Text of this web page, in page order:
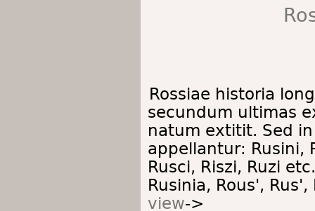
Rossiae historia
secundum ultimas
natum extitit. Sed
appellantur: Rusini,
Rusci, Riszi, Ruzi
Rusinia, Rous',
view->